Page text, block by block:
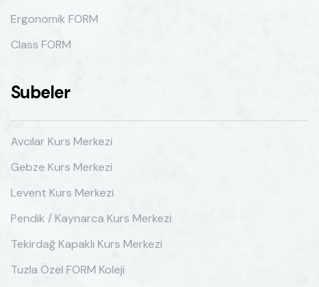
Ergonomik FORM
Class FORM
Subeler
Avcılar Kurs Merkezi
Gebze Kurs Merkezi
Levent Kurs Merkezi
Pendik / Kaynarca Kurs Merkezi
Tekirdağ Kapaklı Kurs Merkezi
Tuzla Özel FORM Koleji